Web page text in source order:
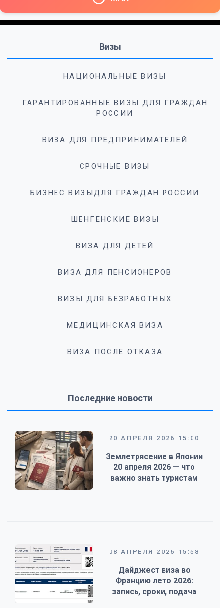
Визы
НАЦИОНАЛЬНЫЕ ВИЗЫ
ГАРАНТИРОВАННЫЕ ВИЗЫ ДЛЯ ГРАЖДАН
РОССИИ
ВИЗА ДЛЯ ПРЕДПРИНИМАТЕЛЕЙ
СРОЧНЫЕ ВИЗЫ
БИЗНЕС ВИЗЫДЛЯ ГРАЖДАН РОССИИ
ШЕНГЕНСКИЕ ВИЗЫ
ВИЗА ДЛЯ ДЕТЕЙ
ВИЗА ДЛЯ ПЕНСИОНЕРОВ
ВИЗЫ ДЛЯ БЕЗРАБОТНЫХ
МЕДИЦИНСКАЯ ВИЗА
ВИЗА ПОСЛЕ ОТКАЗА
Последние новости
20 АПРЕЛЯ 2026 15:00
Землетрясение в Японии
20 апреля 2026 — что
важно знать туристам
08 АПРЕЛЯ 2026 15:58
Дайджест виза во
Францию лето 2026:
запись, сроки, подача